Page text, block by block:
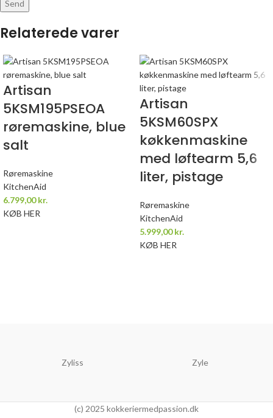
Relaterede varer
Artisan
5KSM195PSEOA
røremaskine, blue
salt
Røremaskine
KitchenAid
6.799,00kr.
KØB HER
Artisan
5KSM60SPX
køkkenmaskine
med løftearm 5,6
liter, pistage
Røremaskine
KitchenAid
5.999,00kr.
KØB HER
Zyliss Zyle
(c) 2025 kokkeriermedpassion.dk